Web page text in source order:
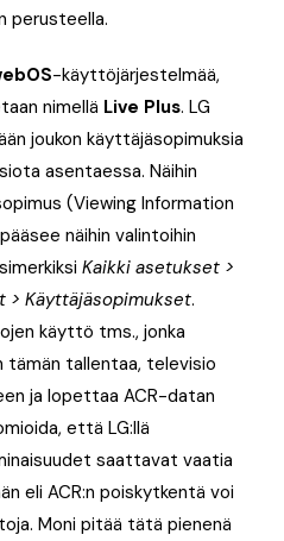
perusteella.
-käyttöjärjestelmää,
nimellä Live Plus. LG
joukon käyttäjäsopimuksia
asentaessa. Näihin
(Viewing Information
näihin valintoihin
Kaikki asetukset >
> Käyttäjäsopimukset.
käyttö tms., jonka
tämän tallentaa, televisio
ja lopettaa ACR-datan
että LG:llä
saattavat vaatia
eli ACR:n poiskytkentä voi
Moni pitää tätä pienenä